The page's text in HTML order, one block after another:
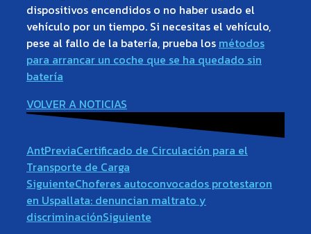
dispositivos encendidos o no haber usado el
vehículo por un tiempo. Si necesitas el vehículo,
pese al fallo de la batería, prueba los métodos
para arrancar un coche que se ha quedado sin
batería
VOLVER A NOTICIAS
AntPreviaCertificado de Circulación para el
Transporte de Carga
SiguienteChoferes autoconvocados protestaron
en Uspallata: denuncian maltrato y
discriminaciónSiguiente